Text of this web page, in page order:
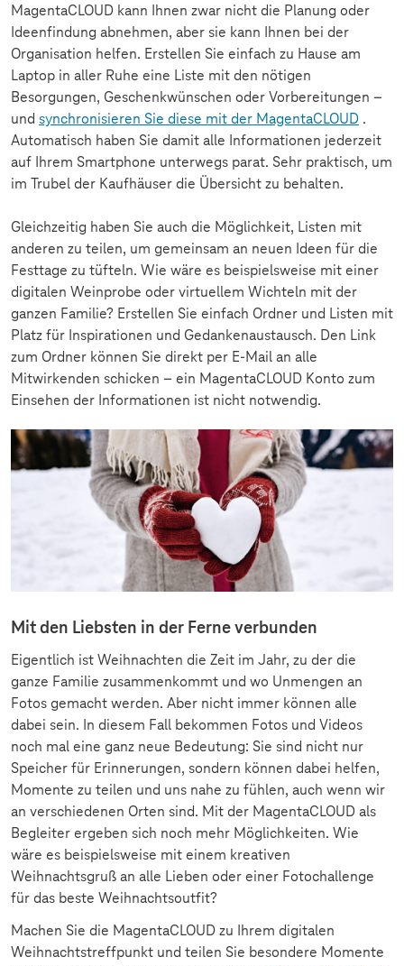
MagentaCLOUD kann Ihnen zwar nicht die Planung oder
Ideenfindung abnehmen, aber sie kann Ihnen bei der
Organisation helfen. Erstellen Sie einfach zu Hause am
Laptop in aller Ruhe eine Liste mit den nötigen
Besorgungen, Geschenkwünschen oder Vorbereitungen –
und synchronisieren Sie diese mit der MagentaCLOUD .
Automatisch haben Sie damit alle Informationen jederzeit
auf Ihrem Smartphone unterwegs parat. Sehr praktisch, um
im Trubel der Kaufhäuser die Übersicht zu behalten.
Gleichzeitig haben Sie auch die Möglichkeit, Listen mit
anderen zu teilen, um gemeinsam an neuen Ideen für die
Festtage zu tüfteln. Wie wäre es beispielsweise mit einer
digitalen Weinprobe oder virtuellem Wichteln mit der
ganzen Familie? Erstellen Sie einfach Ordner und Listen mit
Platz für Inspirationen und Gedankenaustausch. Den Link
zum Ordner können Sie direkt per E-Mail an alle
Mitwirkenden schicken – ein MagentaCLOUD Konto zum
Einsehen der Informationen ist nicht notwendig.
Mit den Liebsten in der Ferne verbunden
Eigentlich ist Weihnachten die Zeit im Jahr, zu der die
ganze Familie zusammenkommt und wo Unmengen an
Fotos gemacht werden. Aber nicht immer können alle
dabei sein. In diesem Fall bekommen Fotos und Videos
noch mal eine ganz neue Bedeutung: Sie sind nicht nur
Speicher für Erinnerungen, sondern können dabei helfen,
Momente zu teilen und uns nahe zu fühlen, auch wenn wir
an verschiedenen Orten sind. Mit der MagentaCLOUD als
Begleiter ergeben sich noch mehr Möglichkeiten. Wie
wäre es beispielsweise mit einem kreativen
Weihnachtsgruß an alle Lieben oder einer Fotochallenge
für das beste Weihnachtsoutfit?
Machen Sie die MagentaCLOUD zu Ihrem digitalen
Weihnachtstreffpunkt und teilen Sie besondere Momente